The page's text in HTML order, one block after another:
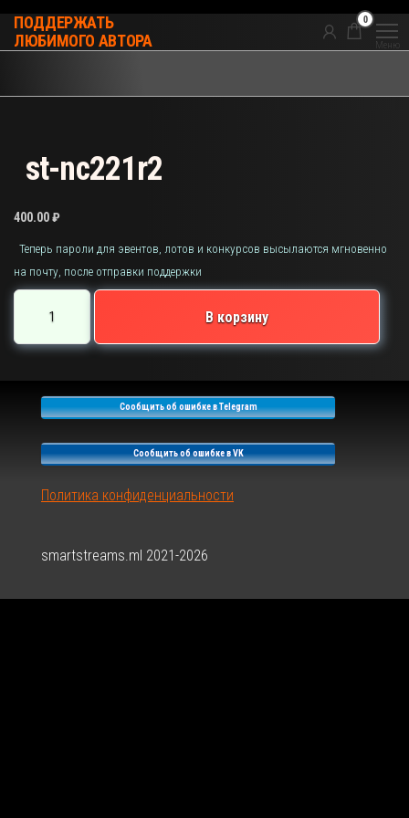
ПОДДЕРЖАТЬ
ЛЮБИМОГО АВТОРА
0
Меню
st-nc221r2
400.00₽
Теперь пароли для эвентов, лотов и конкурсов высылаются мгновенно
на почту, после отправки поддержки
товара
st-
В корзину
Сообщить об ошибке в Telegram
Сообщить об ошибке в VK
Политика конфиденциальности
smartstreams.ml 2021-2026